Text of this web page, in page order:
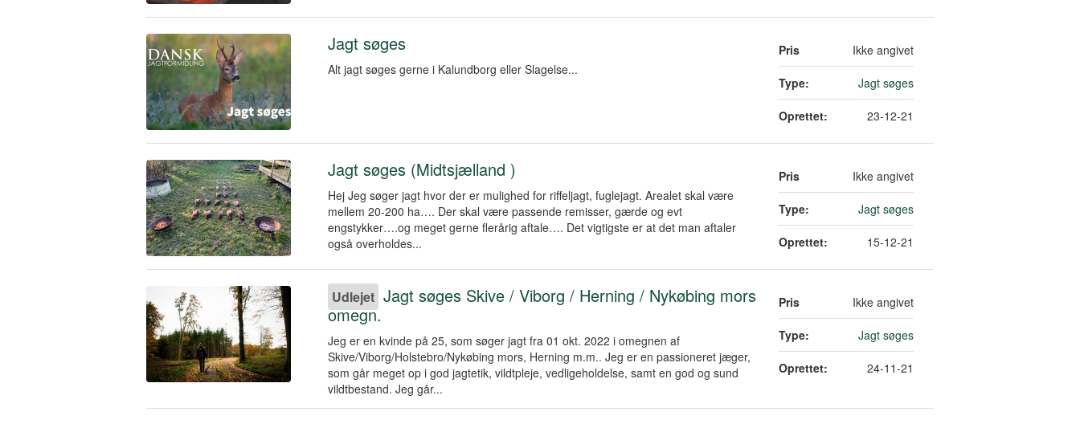
Jagt søges
Alt jagt søges gerne i Kalundborg eller Slagelse...
Pris Ikke angivet
Type: Jagt søges
Oprettet: 23-12-21
Jagt søges (Midtsjælland )
Hej Jeg søger jagt hvor der er mulighed for riffeljagt, fuglejagt. Arealet skal være
mellem 20-200 ha…. Der skal være passende remisser, gærde og evt
engstykker….og meget gerne flerårig aftale…. Det vigtigste er at det man aftaler
også overholdes...
Pris Ikke angivet
Type: Jagt søges
Oprettet: 15-12-21
Udlejet Jagt søges Skive / Viborg / Herning / Nykøbing mors
omegn.
Jeg er en kvinde på 25, som søger jagt fra 01 okt. 2022 i omegnen af
Skive/Viborg/Holstebro/Nykøbing mors, Herning m.m.. Jeg er en passioneret jæger,
som går meget op i god jagtetik, vildtpleje, vedligeholdelse, samt en god og sund
vildtbestand. Jeg går...
Pris Ikke angivet
Type: Jagt søges
Oprettet: 24-11-21